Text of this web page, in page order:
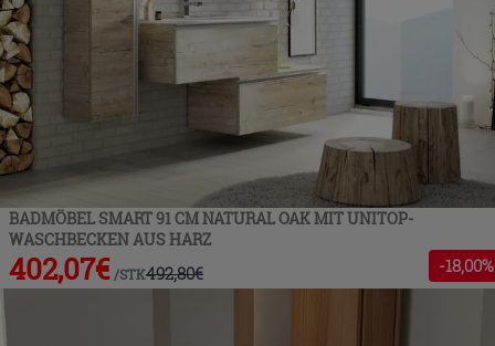
BADMÖBEL SMART 91 CM NATURAL OAK MIT UNITOP-
WASCHBECKEN AUS HARZ
402,07€ /STK492,80€ -18,00%